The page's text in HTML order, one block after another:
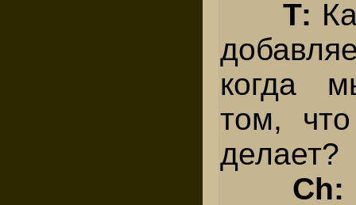
Т:
когда
том,
делает?
Ch: